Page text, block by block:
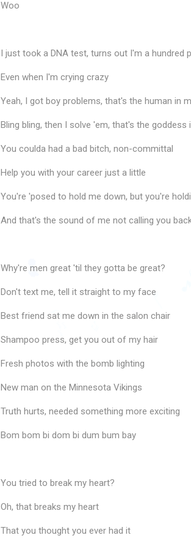
Woo
I just took a DNA test, turns out I'm a hundred
Even when I'm crying crazy
Yeah, I got boy problems, that's the human in
Bling bling, then I solve 'em, that's the goddess
You coulda had a bad bitch, non-committal
Help you with your career just a little
You're 'posed to hold me down, but you're
And that's the sound of me not calling you
Why're men great 'til they gotta be great?
Don't text me, tell it straight to my face
Best friend sat me down in the salon chair
Shampoo press, get you out of my hair
Fresh photos with the bomb lighting
New man on the Minnesota Vikings
Truth hurts, needed something more exciting
Bom bom bi dom bi dum bum bay
You tried to break my heart?
Oh, that breaks my heart
That you thought you ever had it
♬
♫
🎵
♩
🎶 ♩
♪